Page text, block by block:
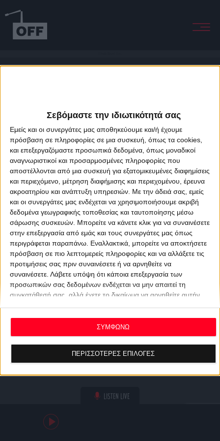
Σεβόμαστε την ιδιωτικότητά σας
Εμείς και οι συνεργάτες μας αποθηκεύουμε και/ή έχουμε
πρόσβαση σε πληροφορίες σε μια συσκευή, όπως τα cookies,
και επεξεργαζόμαστε προσωπικά δεδομένα, όπως μοναδικοί
αναγνωριστικοί και προσαρμοσμένες πληροφορίες που
αποστέλλονται από μια συσκευή για εξατομικευμένες διαφημίσεις
και περιεχόμενο, μέτρηση διαφήμισης και περιεχομένου, έρευνα
ακροατηρίου και ανάπτυξη υπηρεσιών. Με την άδειά σας, εμείς
και οι συνεργάτες μας ενδέχεται να χρησιμοποιήσουμε ακριβή
δεδομένα γεωγραφικής τοποθεσίας και ταυτοποίησης μέσω
σάρωσης συσκευών. Μπορείτε να κάνετε κλικ για να συναινέσετε
στην επεξεργασία από εμάς και τους συνεργάτες μας όπως
περιγράφεται παραπάνω. Εναλλακτικά, μπορείτε να αποκτήσετε
πρόσβαση σε πιο λεπτομερείς πληροφορίες και να αλλάξετε τις
προτιμήσεις σας πριν συναινέσετε ή να αρνηθείτε να
συναινέσετε. Λάβετε υπόψη ότι κάποια επεξεργασία των
προσωπικών σας δεδομένων ενδέχεται να μην απαιτεί τη
συγκατάθεσή σας, αλλά έχετε το δικαίωμα να αρνηθείτε αυτήν
ανακαλέσετε τη συγκατάθεσή σας ανά πάσα στιγμή
επιστρέφοντας σε αυτόν τον ιστότοπο και κάνοντας κλικ στο
κουμπί "Απορρήτου" στο κάτω μέρος της ιστοσελίδας.
ΠΕΡΙΣΣΟΤΕΡΕΣ ΕΠΙΛΟΓΕΣ
ΣΥΜΦΩΝΩ
LISTEN LIVE
About Offradio Business Class Terms & Conditions
Privacy Policy
Designed & developed byporcupine colors&Fotis Alexandrou